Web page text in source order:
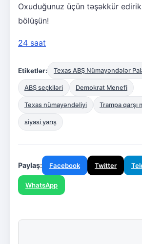
Oxuduğunuz üçün təşəkkür
bölüşün!
24 saat
Etiketlər: Texas ABŞ Nümayəndələr
ABŞ seçkiləri Demokrat Menefi
Texas nümayəndəliyi Trampa qarşı
siyasi yarış
Paylaş: Facebook Twitter
WhatsApp